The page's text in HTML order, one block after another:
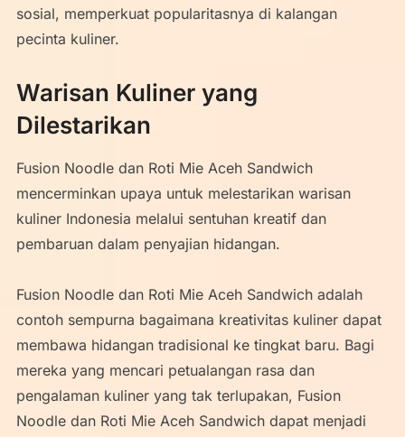
sosial, memperkuat popularitasnya di kalangan
pecinta kuliner.
Warisan Kuliner yang
Dilestarikan
Fusion Noodle dan Roti Mie Aceh Sandwich
mencerminkan upaya untuk melestarikan warisan
kuliner Indonesia melalui sentuhan kreatif dan
pembaruan dalam penyajian hidangan.
Fusion Noodle dan Roti Mie Aceh Sandwich adalah
contoh sempurna bagaimana kreativitas kuliner dapat
membawa hidangan tradisional ke tingkat baru. Bagi
mereka yang mencari petualangan rasa dan
pengalaman kuliner yang tak terlupakan, Fusion
Noodle dan Roti Mie Aceh Sandwich dapat menjadi